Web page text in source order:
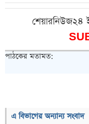
শেয়ারনিউজ২৪
পাঠকের মতামত:
এ বিভাগের অন্যান্য সংবাদ